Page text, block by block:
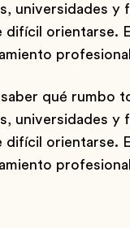
universidades
orientarse.
qué
universidades
orientarse.